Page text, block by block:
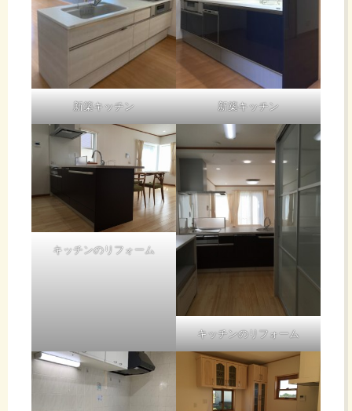
新築キッチン 新築キッチン
キッチンのリフォーム
キッチンのリフォーム